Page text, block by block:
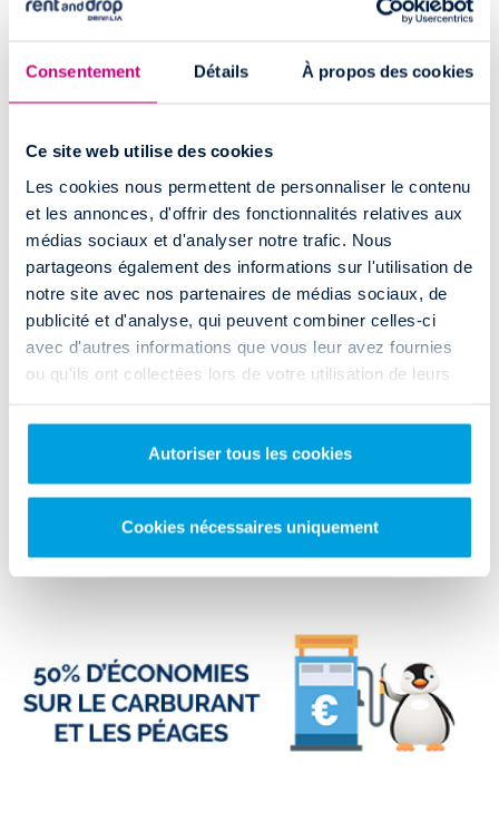
Consentement Détails À propos des cookies
Ce site web utilise des cookies
Les cookies nous permettent de personnaliser le contenu
et les annonces, d'offrir des fonctionnalités relatives aux
médias sociaux et d'analyser notre trafic. Nous
partageons également des informations sur l'utilisation de
notre site avec nos partenaires de médias sociaux, de
publicité et d'analyse, qui peuvent combiner celles-ci
avec d'autres informations que vous leur avez fournies
ou qu'ils ont collectées lors de votre utilisation de leurs
Autoriser tous les cookies
Cookies nécessaires uniquement
location devéhicules utilitaires, couvrant l'intégralité du territoire
Marseille
Bordeaux
Lille
Toulouse
Strasbourg
Grenoble
Rennes
Orléans
Toulon
Nantes
Fréjus
Nancy
Lens
Il y a toujours une agenceRent and Drop près de vos lieux de départ